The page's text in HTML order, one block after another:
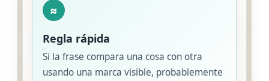
≈
Regla rápida
Si la frase compara una cosa con otra
usando una marca visible, probablemente